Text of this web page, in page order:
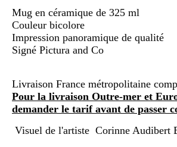
Mug en céramique de 325 ml
Couleur bicolore
Impression panoramique de qualité
Signé Pictura and Co
Livraison France métropolitaine
Pour la livraison Outre-mer et
demander le tarif avant de passer
Visuel de l'artiste Corinne Audibert